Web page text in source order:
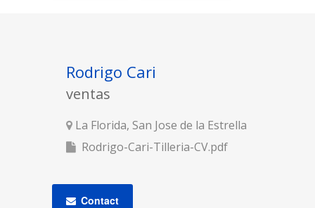
Rodrigo Cari
ventas
La Florida, San Jose de la Estrella
Rodrigo-Cari-Tilleria-CV.pdf
Contact